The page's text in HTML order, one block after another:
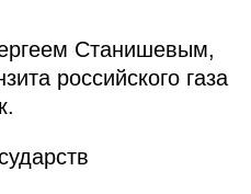
Станишевым,
российского газа